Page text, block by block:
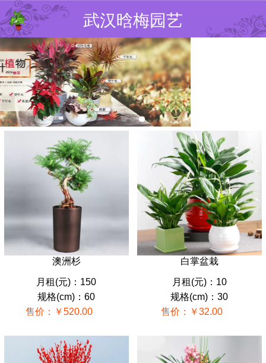
武汉晗梅园艺
澳洲杉
月租(元)：150
规格(cm)：60
售价：￥520.00
白掌盆栽
月租(元)：10
规格(cm)：30
售价：￥32.00